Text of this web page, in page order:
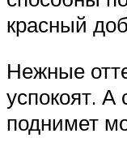
красный
Нежные
успокоят. А
поднимет